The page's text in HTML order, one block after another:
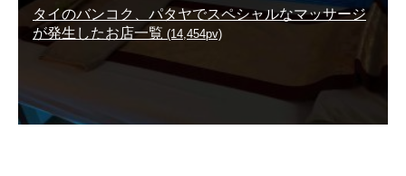
タイのバンコク、パタヤでスペシャルなマッサージ
が発生したお店一覧 (14,454pv)